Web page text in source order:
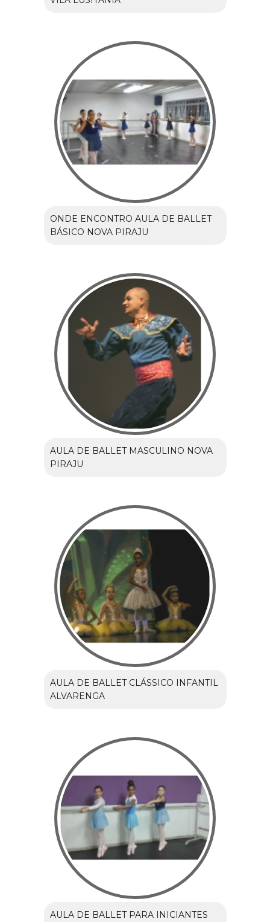
ONDE ENCONTRO AULA DE BALLET
BÁSICO NOVA PIRAJU
AULA DE BALLET MASCULINO NOVA
PIRAJU
AULA DE BALLET CLÁSSICO INFANTIL
ALVARENGA
AULA DE BALLET PARA INICIANTES